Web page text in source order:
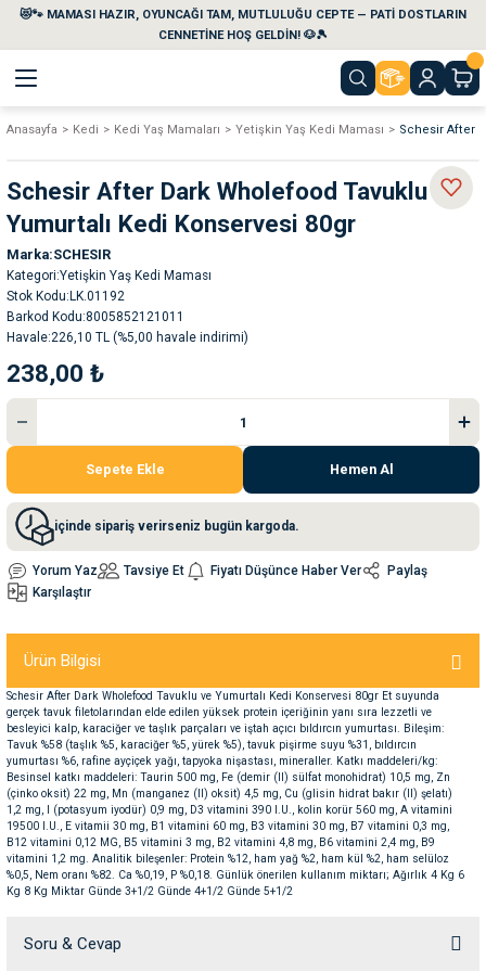
😻🐾 MAMASI HAZIR, OYUNCAĞI TAM, MUTLULUĞU CEPTE — PATİ DOSTLARIN
CENNETİNE HOŞ GELDİN! 🐶🎾
Geri Dön
Geri Dön
Temizlik Ürünleri
Su Kabları
Kemikleri
Seyahat Ürünleri
Geri Dön
Geri Dön
Geri Dön
Geri Dön
Anasayfa Kedi Kedi Yaş Mamaları Yetişkin Yaş Kedi Maması Schesir After
Schesir After Dark Wholefood Tavuklu ve
Yumurtalı Kedi Konservesi 80gr
Marka SCHESIR
Kategori Yetişkin Yaş Kedi Maması
Stok Kodu LK.01192
Barkod Kodu 8005852121011
Havale 226,10 TL (%5,00 havale indirimi)
238,00 ₺
Sepete Ekle Hemen Al
içinde sipariş verirseniz bugün kargoda.
Yorum Yaz Tavsiye Et Fiyatı Düşünce Haber Ver
Paylaş
Karşılaştır
Ürün Bilgisi
Schesir After Dark Wholefood Tavuklu ve Yumurtalı Kedi Konservesi 80gr Et suyunda
gerçek tavuk filetolarından elde edilen yüksek protein içeriğinin yanı sıra lezzetli ve
besleyici kalp, karaciğer ve taşlık parçaları ve iştah açıcı bıldırcın yumurtası. Bileşim:
Tavuk %58 (taşlık %5, karaciğer %5, yürek %5), tavuk pişirme suyu %31, bıldırcın
yumurtası %6, rafine ayçiçek yağı, tapyoka nişastası, mineraller. Katkı maddeleri/kg:
Besinsel katkı maddeleri: Taurin 500 mg, Fe (demir (II) sülfat monohidrat) 10,5 mg, Zn
(çinko oksit) 22 mg, Mn (manganez (II) oksit) 4,5 mg, Cu (glisin hidrat bakır (II) şelatı)
1,2 mg, I (potasyum iyodür) 0,9 mg, D3 vitamini 390 I.U., kolin korür 560 mg, A vitamini
19500 I.U., E vitamii 30 mg, B1 vitamini 60 mg, B3 vitamini 30 mg, B7 vitamini 0,3 mg,
B12 vitamini 0,12 MG, B5 vitamini 3 mg, B2 vitamini 4,8 mg, B6 vitamini 2,4 mg, B9
vitamini 1,2 mg. Analitik bileşenler: Protein %12, ham yağ %2, ham kül %2, ham selüloz
%0,5, Nem oranı %82. Ca %0,19, P %0,18. Günlük önerilen kullanım miktarı; Ağırlık 4 Kg 6
Kg 8 Kg Miktar Günde 3+1/2 Günde 4+1/2 Günde 5+1/2
Soru & Cevap